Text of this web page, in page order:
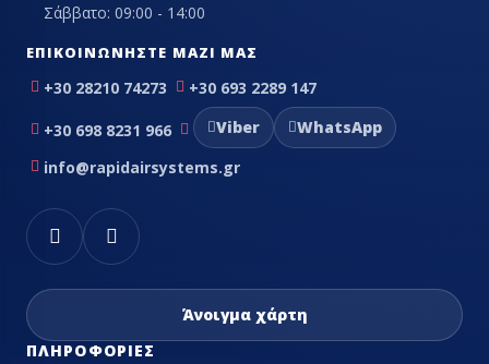
Σάββατο: 09:00 - 14:00
ΕΠΙΚΟΙΝΩΝΉΣΤΕ ΜΑΖΊ ΜΑΣ
+30 28210 74273 +30 693 2289 147
+30 698 8231 966 Viber
WhatsApp
info@rapidairsystems.gr
Άνοιγμα χάρτη
ΠΛΗΡΟΦΟΡΊΕΣ